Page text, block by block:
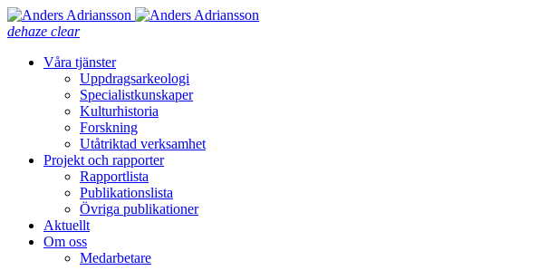
dehaze clear
Våra tjänster
Uppdragsarkeologi
Specialistkunskaper
Kulturhistoria
Forskning
Utåtriktad verksamhet
Projekt och rapporter
Rapportlista
Publikationslista
Övriga publikationer
Aktuellt
Om oss
Medarbetare